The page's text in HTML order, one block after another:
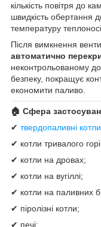
кількість повітря до
швидкість обертання
температуру
Після вимкнення
автоматично
неконтрольованому
безпеку, покращує
економити паливо.
🏠 Сфера
✔ твердопаливні котли
✔ котли тривалого
✔ котли на дровах;
✔ котли на вугіллі;
✔ котли на паливних
✔ піролізні котли;
✔ печі;